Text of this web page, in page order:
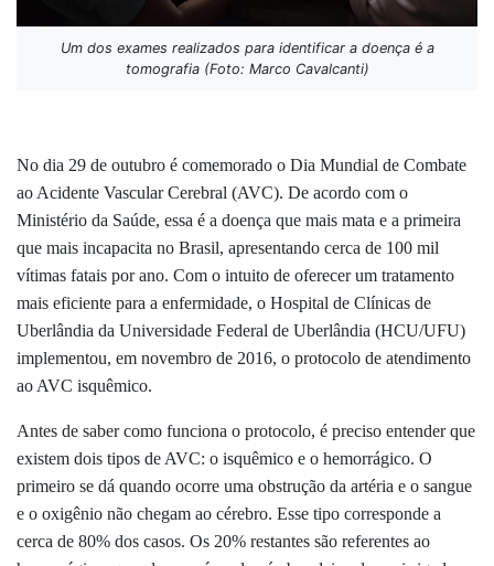
Um dos exames realizados para identificar a doença é a
tomografia (Foto: Marco Cavalcanti)
No dia 29 de outubro é comemorado o Dia Mundial de Combate
ao Acidente Vascular Cerebral (AVC). De acordo com o
Ministério da Saúde, essa é a doença que mais mata e a primeira
que mais incapacita no Brasil, apresentando cerca de 100 mil
vítimas fatais por ano. Com o intuito de oferecer um tratamento
mais eficiente para a enfermidade, o Hospital de Clínicas de
Uberlândia da Universidade Federal de Uberlândia (HCU/UFU)
implementou, em novembro de 2016, o protocolo de atendimento
ao AVC isquêmico.
Antes de saber como funciona o protocolo, é preciso entender que
existem dois tipos de AVC: o isquêmico e o hemorrágico. O
primeiro se dá quando ocorre uma obstrução da artéria e o sangue
e o oxigênio não chegam ao cérebro. Esse tipo corresponde a
cerca de 80% dos casos. Os 20% restantes são referentes ao